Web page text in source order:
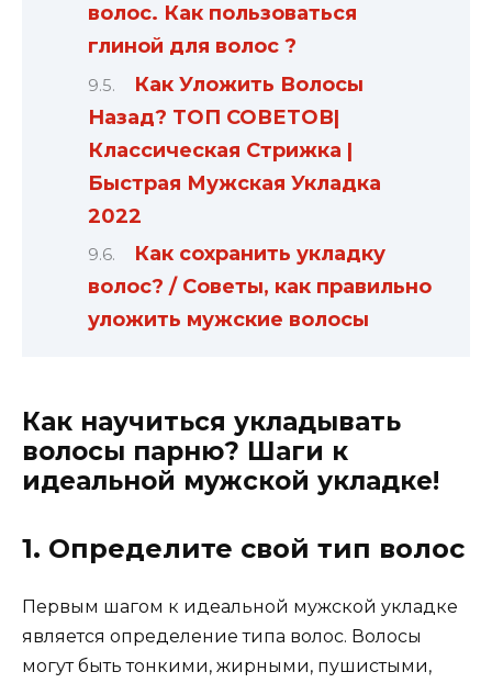
волос. Как пользоваться
глиной для волос ?
Как Уложить Волосы
Назад? ТОП СОВЕТОВ|
Классическая Стрижка |
Быстрая Мужская Укладка
2022
Как сохранить укладку
волос? / Советы, как правильно
уложить мужские волосы
Как научиться укладывать
волосы парню? Шаги к
идеальной мужской укладке!
1. Определите свой тип волос
Первым шагом к идеальной мужской укладке
является определение типа волос. Волосы
могут быть тонкими, жирными, пушистыми,